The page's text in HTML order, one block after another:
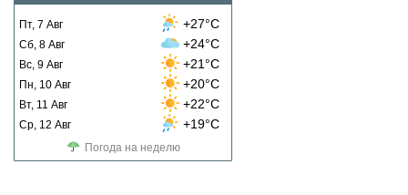
Пт, 7 Авг +27°C
Сб, 8 Авг +24°C
Вс, 9 Авг +21°C
Пн, 10 Авг +20°C
Вт, 11 Авг +22°C
Ср, 12 Авг +19°C
Погода на неделю